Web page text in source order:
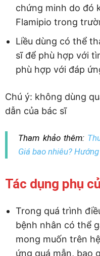
chứng minh do đó
Flamipio trong
Liều dùng có thể
sĩ để phù hợp với
phù hợp với đáp
Chú ý: không dùng
dẫn của bác sĩ
Tham khảo thêm:
Giá bao nhiêu?
Tác dụng phụ
Trong quá trình
bệnh nhân có thể
mong muốn trên
ứng quá mẫn, bao